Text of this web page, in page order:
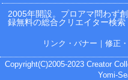
2005年開設。プロアマ問わず
録無料の総合クリエイター検索
リンク・バナー ｜ 修正
Copyright(C)2005-2023 Creator
Yomi-